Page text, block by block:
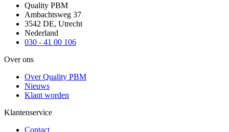
Quality PBM
Ambachtsweg 37
3542 DE, Utrecht
Nederland
030 - 41 00 106
Over ons
Over Quality PBM
Nieuws
Klant worden
Klantenservice
Contact